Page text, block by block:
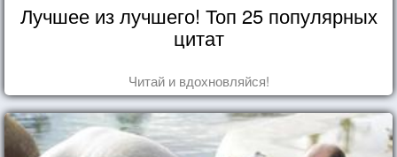
Лучшее из лучшего! Топ 25 популярных
цитат
Читай и вдохновляйся!